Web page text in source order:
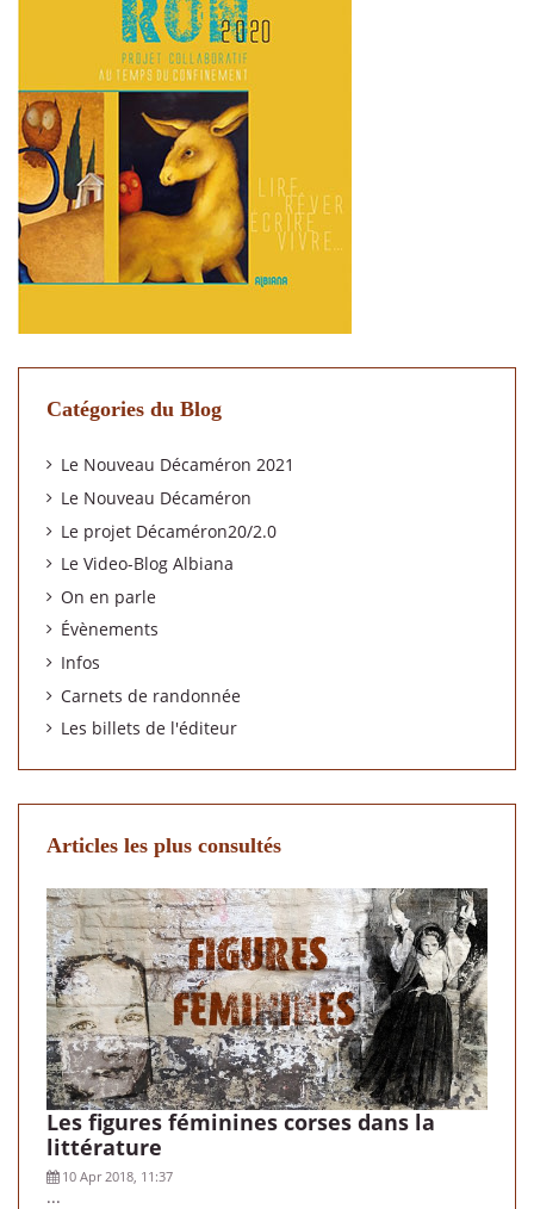
Catégories du Blog
Le Nouveau Décaméron 2021
Le Nouveau Décaméron
Le projet Décaméron20/2.0
Le Video-Blog Albiana
On en parle
Évènements
Infos
Carnets de randonnée
Les billets de l'éditeur
Articles les plus consultés
Les figures féminines corses dans la
littérature
10 Apr 2018, 11:37
...